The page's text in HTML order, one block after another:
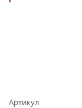
Артикул